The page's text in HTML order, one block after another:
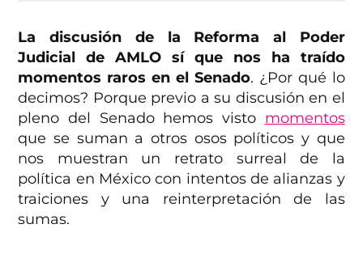
La discusión de la Reforma al Poder
Judicial de AMLO sí que nos ha traído
momentos raros en el Senado. ¿Por qué lo
decimos? Porque previo a su discusión en el
pleno del Senado hemos visto momentos
que se suman a otros osos políticos y que
nos muestran un retrato surreal de la
política en México con intentos de alianzas y
traiciones y una reinterpretación de las
sumas.